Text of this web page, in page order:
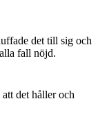
det till sig och
fall nöjd.
det håller och